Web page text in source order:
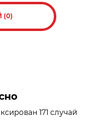
(0)
171 случай